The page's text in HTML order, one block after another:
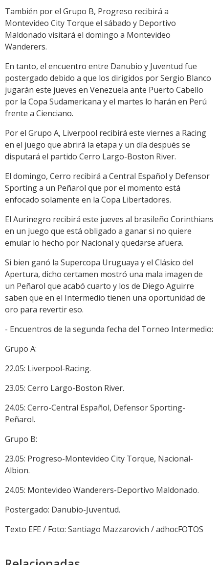
También por el Grupo B, Progreso recibirá a
Montevideo City Torque el sábado y Deportivo
Maldonado visitará el domingo a Montevideo
Wanderers.
En tanto, el encuentro entre Danubio y Juventud fue
postergado debido a que los dirigidos por Sergio Blanco
jugarán este jueves en Venezuela ante Puerto Cabello
por la Copa Sudamericana y el martes lo harán en Perú
frente a Cienciano.
Por el Grupo A, Liverpool recibirá este viernes a Racing
en el juego que abrirá la etapa y un día después se
disputará el partido Cerro Largo-Boston River.
El domingo, Cerro recibirá a Central Español y Defensor
Sporting a un Peñarol que por el momento está
enfocado solamente en la Copa Libertadores.
El Aurinegro recibirá este jueves al brasileño Corinthians
en un juego que está obligado a ganar si no quiere
emular lo hecho por Nacional y quedarse afuera.
Si bien ganó la Supercopa Uruguaya y el Clásico del
Apertura, dicho certamen mostró una mala imagen de
un Peñarol que acabó cuarto y los de Diego Aguirre
saben que en el Intermedio tienen una oportunidad de
oro para revertir eso.
- Encuentros de la segunda fecha del Torneo Intermedio:
Grupo A:
22.05: Liverpool-Racing.
23.05: Cerro Largo-Boston River.
24.05: Cerro-Central Español, Defensor Sporting-
Peñarol.
Grupo B:
23.05: Progreso-Montevideo City Torque, Nacional-
Albion.
24.05: Montevideo Wanderers-Deportivo Maldonado.
Postergado: Danubio-Juventud.
Texto EFE / Foto: Santiago Mazzarovich / adhocFOTOS